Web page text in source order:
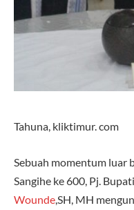
Tahuna, kliktimur. com
Sebuah momentum luar
Sangihe ke 600, Pj.
Wounde ,SH, MH